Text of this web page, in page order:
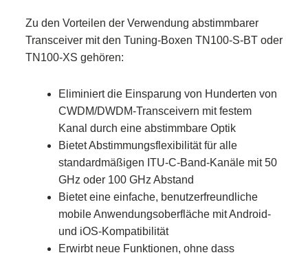
Zu den Vorteilen der Verwendung abstimmbarer
Transceiver mit den Tuning-Boxen TN100-S-BT oder
TN100-XS gehören:
Eliminiert die Einsparung von Hunderten von
CWDM/DWDM-Transceivern mit festem
Kanal durch eine abstimmbare Optik
Bietet Abstimmungsflexibilität für alle
standardmäßigen ITU-C-Band-Kanäle mit 50
GHz oder 100 GHz Abstand
Bietet eine einfache, benutzerfreundliche
mobile Anwendungsoberfläche mit Android-
und iOS-Kompatibilität
Erwirbt neue Funktionen, ohne dass